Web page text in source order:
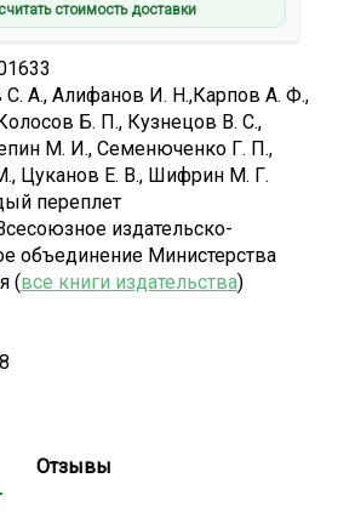
стоимость доставки
А., Алифанов И. Н.,Карпов A. Ф.,
Б. П., Кузнецов В. С.,
М. И., Семенюченко Г. П.,
Цуканов Е. В., Шифрин М. Г.
переплет
издательско-
объединение Министерства
(все книги издательства)
Отзывы